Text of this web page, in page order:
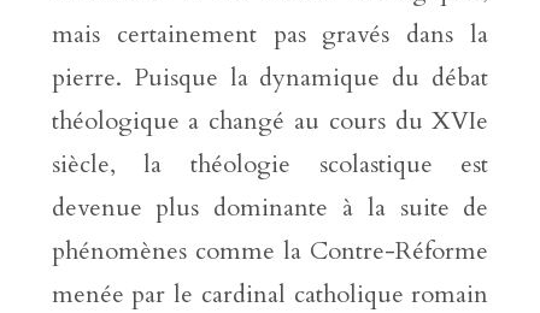
mais certainement pas gravés dans la
pierre. Puisque la dynamique du débat
théologique a changé au cours du XVIe
siècle, la théologie scolastique est
devenue plus dominante à la suite de
phénomènes comme la Contre-Réforme
menée par le cardinal catholique romain